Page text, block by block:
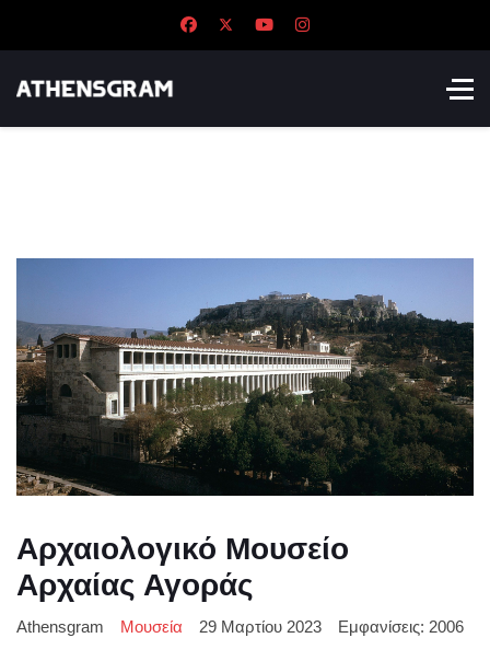
Αρχαιολογικό Μουσείο
Αρχαίας Αγοράς
Athensgram Μουσεία 29 Μαρτίου 2023 Εμφανίσεις: 2006